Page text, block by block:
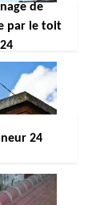
de
par le toit
24
24